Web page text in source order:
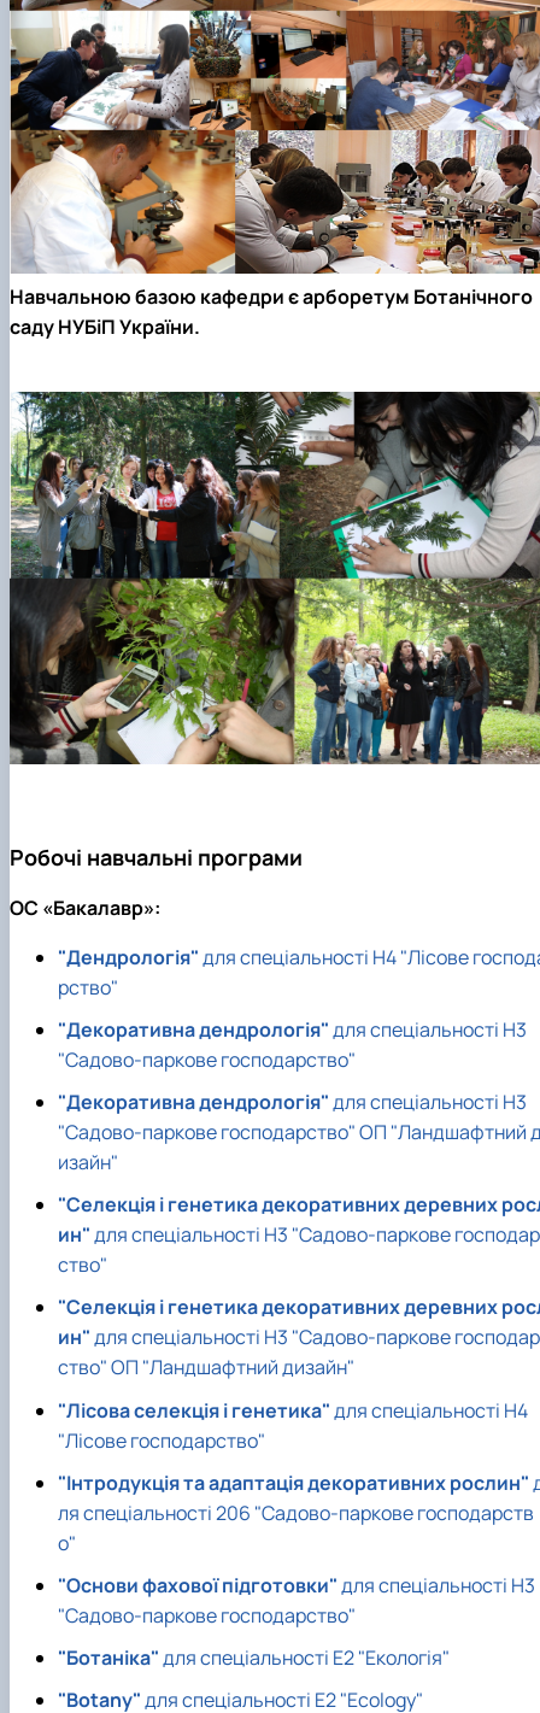
Навчальною базою кафедри є арборетум Ботанічного
саду НУБіП України.
Робочі навчальні програми
ОC «Бакалавр»:
"Дендрологія"для спеціальності Н4 "Лісове
рство"
"Декоративна дендрологія"для спеціальності Н3
"Садово-паркове господарство"
"Декоративна дендрологія"для спеціальності Н3
"Садово-паркове господарство" ОП "Ландшафтний
изайн"
"Селекція і генетика декоративних деревних
ин"для спеціальності Н3 "Садово-паркове господар
ство"
"Селекція і генетика декоративних деревних
ин"для спеціальності Н3 "Садово-паркове господар
ство" ОП "Ландшафтний дизайн"
"Лісова селекція і генетика"для спеціальності Н4
"Лісове господарство"
"Інтродукція та адаптація декоративних рослин"
ля спеціальності 206 "Садово-паркове господарств
о"
"Основи фахової підготовки"для спеціальності Н3
"Садово-паркове господарство"
"Ботаніка"для спеціальності Е2 "Екологія"
"Botany"для спеціальності Е2 "Ecology"